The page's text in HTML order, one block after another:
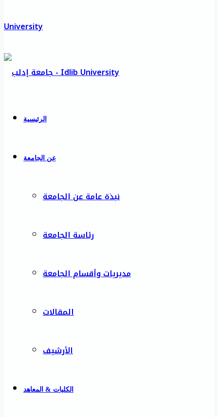
الرئيسية
عن الجامعة
نبذة عامة عن الجامعة
رئاسة الجامعة
مديريات وأقسام الجامعة
المقالات
الأرشيف
الكليات & المعاهد